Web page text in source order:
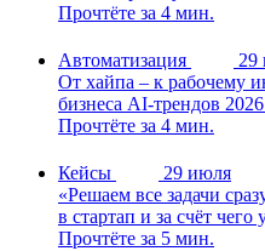
Прочтёте за 4 мин.
Автоматизация
29
От хайпа – к рабочему
бизнеса AI-трендов
Прочтёте за 4 мин.
Кейсы
29 июля
«Решаем все задачи
в стартап и за счёт чего
Прочтёте за 5 мин.